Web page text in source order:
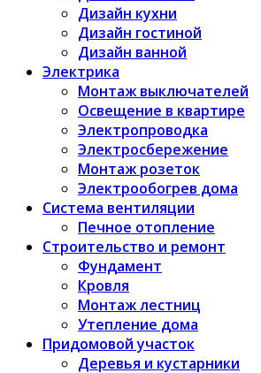
Дизайн кухни
Дизайн гостиной
Дизайн ванной
Электрика
Монтаж выключателей
Освещение в квартире
Электропроводка
Электросбережение
Монтаж розеток
Электрообогрев дома
Система вентиляции
Печное отопление
Строительство и ремонт
Фундамент
Кровля
Монтаж лестниц
Утепление дома
Придомовой участок
Деревья и кустарники